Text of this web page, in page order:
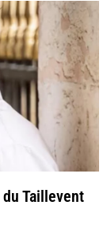
Taillevent